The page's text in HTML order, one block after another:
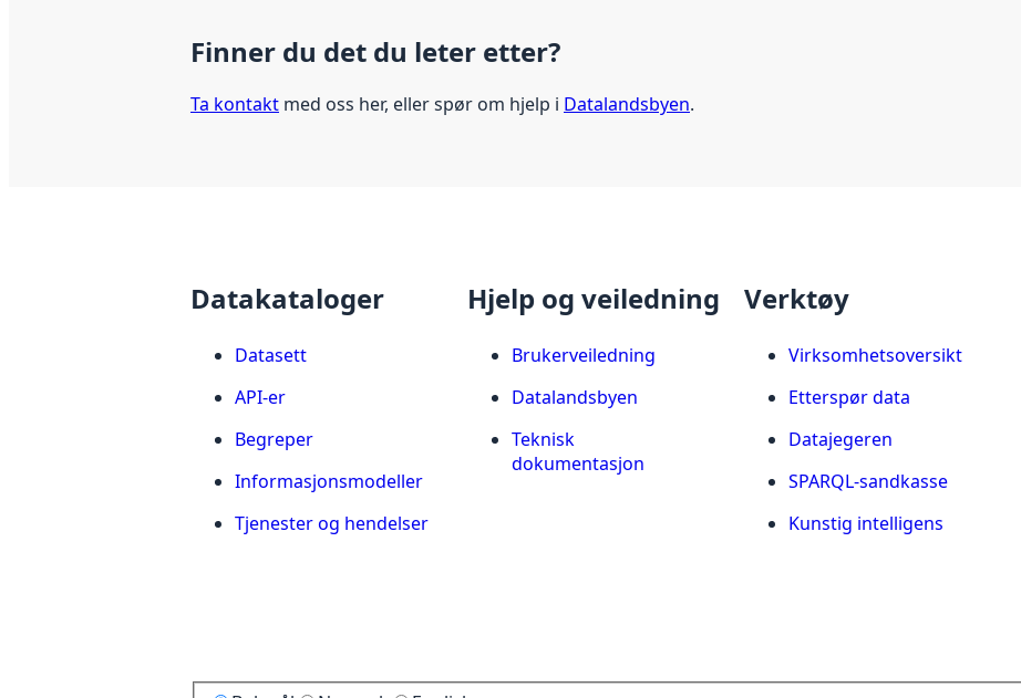
Finner du det du leter etter?
Ta kontakt med oss her, eller spør om hjelp i Datalandsbyen.
Datakataloger
Datasett
API-er
Begreper
Informasjonsmodeller
Tjenester og hendelser
Hjelp og veiledning
Brukerveiledning
Datalandsbyen
Teknisk
dokumentasjon
Verktøy
Virksomhetsoversikt
Etterspør data
Datajegeren
SPARQL-sandkasse
Kunstig intelligens